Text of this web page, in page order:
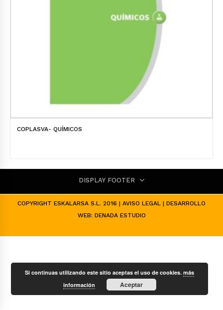
COPLASVA- QUÍMICOS
DISPLAY FOOTER
COPYRIGHT ESKALARSA S.L. 2016 | AVISO LEGAL | DESARROLLO
WEB: DENADA ESTUDIO
Si continuas utilizando este sitio aceptas el uso de cookies.más
información
Aceptar